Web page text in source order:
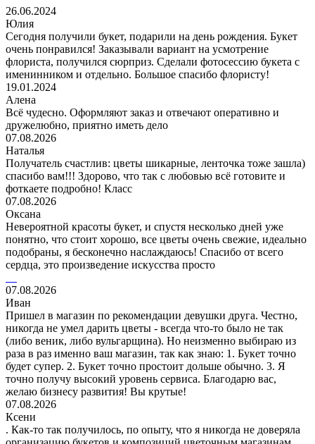
26.06.2024
Юлия
Сегодня получили букет, подарили на день рождения. Букет
очень понравился! Заказывали вариант на усмотрение
флориста, получился сюрприз. Сделали фотосессию букета с
именинником и отдельно. Большое спасибо флористу!
19.01.2024
Алена
Всё чудесно. Оформляют заказ и отвечают оперативно и
дружелюбно, приятно иметь дело
07.08.2026
Наталья
Получатель счастлив: цветы шикарные, ленточка тоже зашла)
спасибо вам!!! Здорово, что так с любовью всё готовите и
фоткаете подробно! Класс
07.08.2026
Оксана
Невероятной красоты букет, и спустя несколько дней уже
понятно, что стоит хорошо, все цветы очень свежие, идеально
подобраны, я бесконечно наслаждаюсь! Спасибо от всего
сердца, это произведение искусства просто
07.08.2026
Иван
Пришел в магазин по рекомендации девушки друга. Честно,
никогда не умел дарить цветы - всегда что-то было не так
(либо веник, либо вульгарщина). Но неизменно выбираю из
раза в раз именно ваш магазин, так как знаю: 1. Букет точно
будет супер. 2. Букет точно простоит дольше обычно. 3. Я
точно получу высокий уровень сервиса. Благодарю вас,
желаю бизнесу развития! Вы крутые!
07.08.2026
Ксени
. Как-то так получилось, по опыту, что я никогда не доверяла